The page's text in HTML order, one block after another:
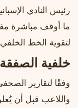
رئيس النادي الإسباني
ما أوقف مباشرة
لتقوية الخط
خلفية
وفقًا لتقارير
واللاعب قبل أن